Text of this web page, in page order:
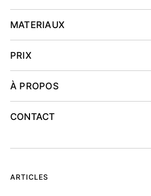
MATERIAUX
PRIX
À PROPOS
CONTACT
ARTICLES